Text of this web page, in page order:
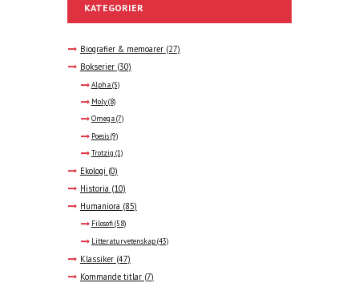
KATEGORIER
Biografier & memoarer (27)
Bokserier (30)
Alpha(5)
Moly(8)
Omega(7)
Poesis(9)
Trotzig (1)
Ekologi (0)
Historia (10)
Humaniora (85)
Filosofi(58)
Litteraturvetenskap(43)
Klassiker (47)
Kommande titlar (7)